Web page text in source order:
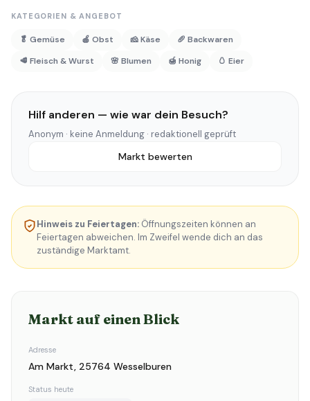
KATEGORIEN & ANGEBOT
🥬 Gemüse 🍎 Obst 🧀 Käse
🥖 Backwaren
🥩 Fleisch & Wurst
🌸 Blumen 🍯 Honig 🥚 Eier
Hilf anderen — wie war dein Besuch?
Anonym · keine Anmeldung · redaktionell geprüft
Markt bewerten
Hinweis zu Feiertagen: Öffnungszeiten können an
Feiertagen abweichen. Im Zweifel wende dich an das
zuständige Marktamt.
Markt auf einen Blick
Adresse
Am Markt, 25764 Wesselburen
Status heute